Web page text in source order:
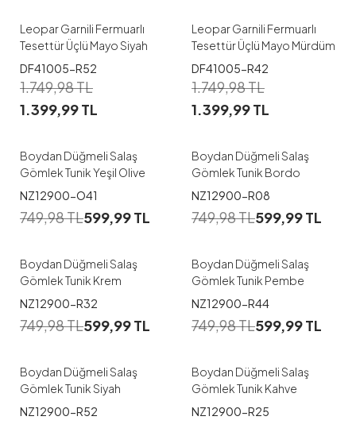
Leopar Garnili Fermuarlı
Tesettür Üçlü Mayo Siyah
DF41005-R52
1.749,98TL
1.399,99TL
Leopar Garnili Fermuarlı
Tesettür Üçlü Mayo Mürdüm
DF41005-R42
1.749,98TL
1.399,99TL
1 2
Boydan Düğmeli Salaş
Gömlek Tunik Yeşil Olive
NZ12900-O41
749,98TL599,99TL
1
Boydan Düğmeli Salaş
Gömlek Tunik Bordo
NZ12900-R08
749,98TL599,99TL
1 3 4
Boydan Düğmeli Salaş
Gömlek Tunik Krem
NZ12900-R32
749,98TL599,99TL
1 2
Boydan Düğmeli Salaş
Gömlek Tunik Pembe
NZ12900-R44
749,98TL599,99TL
1
Boydan Düğmeli Salaş
Gömlek Tunik Siyah
NZ12900-R52
1
Boydan Düğmeli Salaş
Gömlek Tunik Kahve
NZ12900-R25